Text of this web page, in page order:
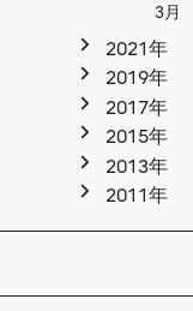
3月
2021年
2019年
2017年
2015年
2013年
2011年